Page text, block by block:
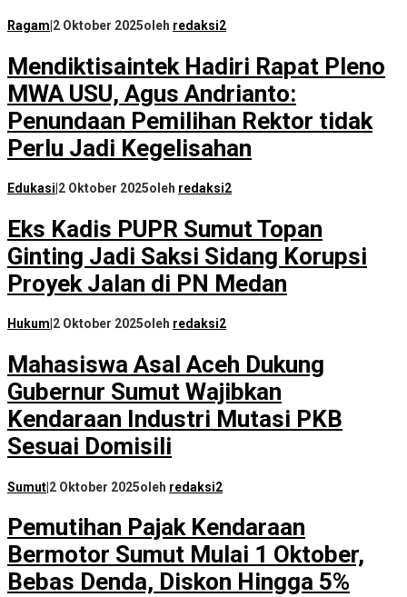
Ragam 2 Oktober 2025oleh redaksi2
Mendiktisaintek Hadiri Rapat Pleno
MWA USU, Agus Andrianto:
Penundaan Pemilihan Rektor tidak
Perlu Jadi Kegelisahan
Edukasi 2 Oktober 2025oleh redaksi2
Eks Kadis PUPR Sumut Topan
Ginting Jadi Saksi Sidang Korupsi
Proyek Jalan di PN Medan
Hukum 2 Oktober 2025oleh redaksi2
Mahasiswa Asal Aceh Dukung
Gubernur Sumut Wajibkan
Kendaraan Industri Mutasi PKB
Sesuai Domisili
Sumut|2 Oktober 2025oleh redaksi2
Pemutihan Pajak Kendaraan
Bermotor Sumut Mulai 1 Oktober,
Bebas Denda, Diskon Hingga 5%